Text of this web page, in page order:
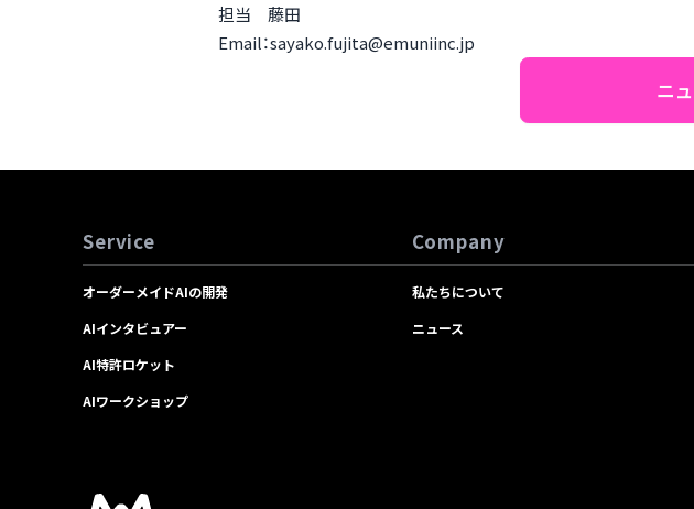
担当 藤田
Email：sayako.fujita@emuniinc.jp
ニ
Service
オーダーメイドAIの開発
AIインタビュアー
AI特許ロケット
AIワークショップ
Company
私たちについて
ニュース